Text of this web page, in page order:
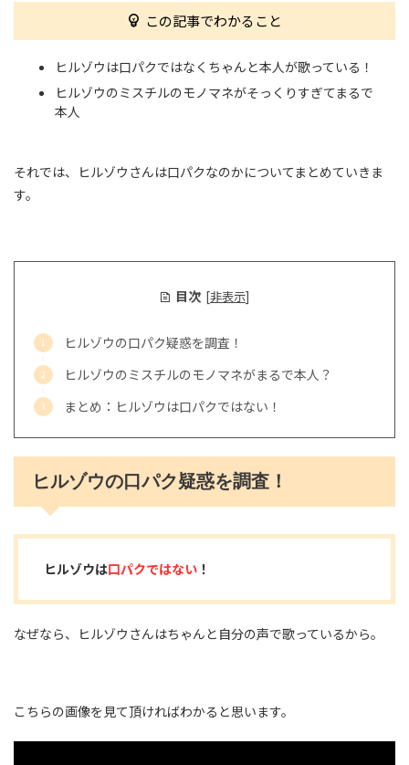
この記事でわかること
ヒルゾウは口パクではなくちゃんと本人が歌っている！
ヒルゾウのミスチルのモノマネがそっくりすぎてまるで
本人
それでは、ヒルゾウさんは口パクなのかについてまとめていきま
す。
目次 [非表示]
ヒルゾウの口パク疑惑を調査！
ヒルゾウのミスチルのモノマネがまるで本人？
まとめ：ヒルゾウは口パクではない！
ヒルゾウの口パク疑惑を調査！
ヒルゾウは口パクではない ！
なぜなら、ヒルゾウさんはちゃんと自分の声で歌っているから。
こちらの画像を見て頂ければわかると思います。